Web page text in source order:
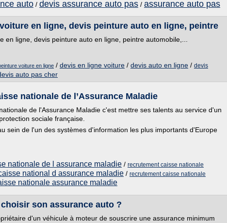
auto / devis assurance auto pas / assurance auto pas
en ligne, devis peinture auto en ligne, peintre
en ligne, devis peinture auto en ligne, peintre automobile,...
voiture en ligne / devis en ligne voiture / devis auto en ligne / devis
auto pas cher
nationale de l’Assurance Maladie
de l'Assurance Maladie c'est mettre ses talents au service d'un
sociale française.
sein de l'un des systèmes d'information les plus importants d'Europe
nationale de l assurance maladie / recrutement caisse nationale
national d assurance maladie / recrutement caisse nationale
nationale assurance maladie
son assurance auto ?
d'un véhicule à moteur de souscrire une assurance minimum